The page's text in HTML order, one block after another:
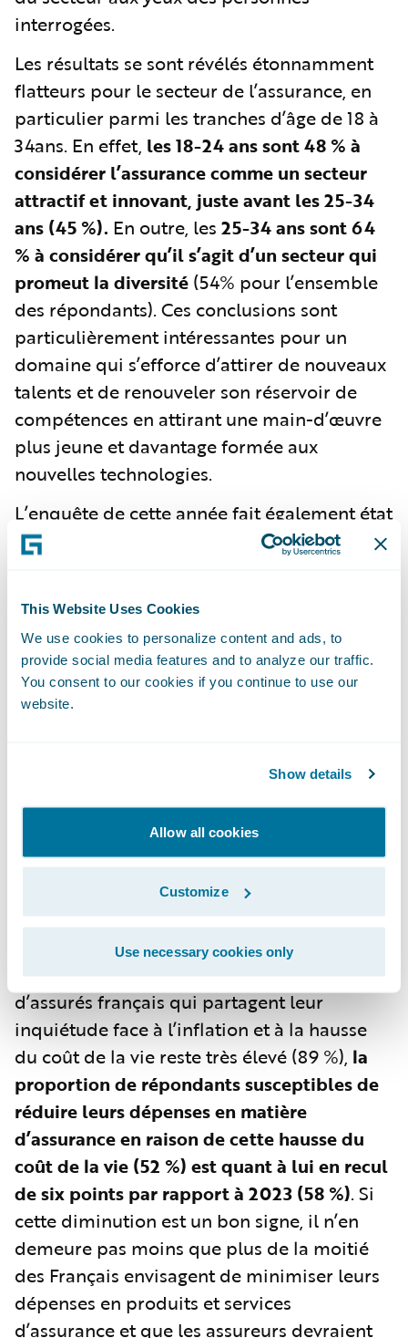
This Website Uses Cookies
We use cookies to personalize content and ads, to
provide social media features and to analyze our traffic.
You consent to our cookies if you continue to use our
website.
Show details
Allow all cookies
Customize
Use necessary cookies only
interrogées.
Les résultats se sont révélés étonnamment
flatteurs pour le secteur de l’assurance, en
particulier parmi les tranches d’âge de 18 à
34ans. En effet, les 18-24 ans sont 48 % à
considérer l’assurance comme un secteur
attractif et innovant, juste avant les 25-34
ans (45 %). En outre, les 25-34 ans sont 64
% à considérer qu’il s’agit d’un secteur qui
promeut la diversité (54% pour l’ensemble
des répondants). Ces conclusions sont
particulièrement intéressantes pour un
domaine qui s’efforce d’attirer de nouveaux
talents et de renouveler son réservoir de
compétences en attirant une main-d’œuvre
plus jeune et davantage formée aux
nouvelles technologies.
L’enquête de cette année fait également état
d’une hausse de la proportion de
image du secteur par rapport à 2023 (de 14
à 20 %). Paradoxalement, ils sont aussi plus
nombreux (33 % contre 23 % l’année
dernière) à considérer que le secteur n’en
du secteur devraient poursuivre et
redoubler leurs efforts de communication
afin de renforcer leur image auprès des
assurés.
Des opportunités de croissance liées aux
comportements des assurés
Selon les résultats de l’étude, si le nombre
d’assurés français qui partagent leur
inquiétude face à l’inflation et à la hausse
du coût de la vie reste très élevé (89 %), la
proportion de répondants susceptibles de
réduire leurs dépenses en matière
d’assurance en raison de cette hausse du
coût de la vie (52 %) est quant à lui en recul
de six points par rapport à 2023 (58 %). Si
cette diminution est un bon signe, il n’en
demeure pas moins que plus de la moitié
des Français envisagent de minimiser leurs
dépenses en produits et services
d’assurance et que les assureurs devraient